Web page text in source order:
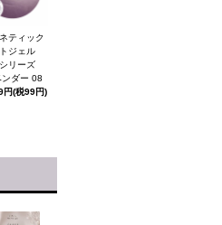
ティック
ジェル
リーズ
ンダー 08
円(税99円)